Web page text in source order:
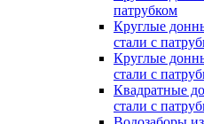
патрубком
Круглые
стали с
Круглые
стали с
Квадратные
стали с